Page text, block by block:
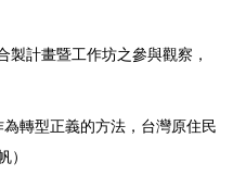
製計畫暨工作坊之參與觀察，
轉型正義的方法，台灣原住民
）